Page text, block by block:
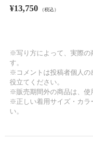
イロプライム 一枚で楽ちん！
レンダー見せワンピース
¥13,750 （税込）
※写り方によって、実際の
す。
※コメントは投稿者個人の
役立てください。
※販売期間外の商品は、使
※正しい着用サイズ・カラ
い。